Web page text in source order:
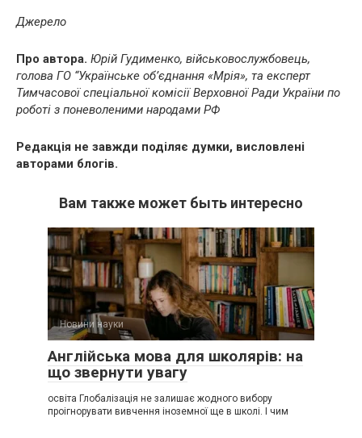
Джерело
Про автора. Юрій Гудименко, військовослужбовець,
голова ГО “Українське об’єднання «Мрія», та експерт
Тимчасової спеціальної комісії Верховної Ради України по
роботі з поневоленими народами РФ
Редакція не завжди поділяє думки, висловлені
авторами блогів.
Вам также может быть интересно
Новини науки
Англійська мова для школярів: на
що звернути увагу
освіта Глобалізація не залишає жодного вибору
проігнорувати вивчення іноземної ще в школі. І чим